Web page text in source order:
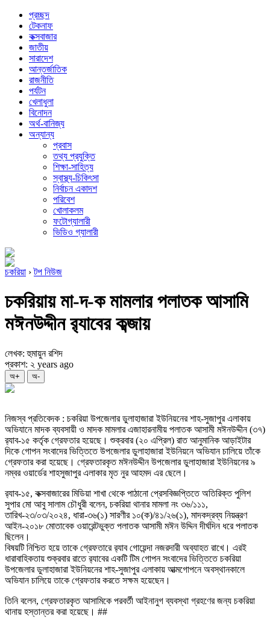
প্রচ্ছদ
টেকনাফ
কক্সবাজার
জাতীয়
সারাদেশ
আন্তর্জাতিক
রাজনীতি
পর্যটন
খেলাধুলা
বিনোদন
অর্থ-বানিজ্য
অন্যান্য
প্রবাস
তথ্য প্রযুক্তি
শিক্ষা-সাহিত্য
স্বাস্থ্য-চিকিৎসা
নির্বাচন একাদশ
পরিবেশ
খোলাকলম
ফটোগ্যালারী
ভিডিও গ্যালারী
চকরিয়া ›টপ নিউজ
চকরিয়ায় মা-দ-ক মামলার পলাতক আসামি
মঈনউদ্দীন র‌্যাবের কব্জায়
লেখক: হুমায়ুন রশিদ
প্রকাশ: ২ years ago
অ+ অ-
নিজস্ব প্রতিবেদক : চকরিয়া উপজেলার ডুলাহাজারা ইউনিয়নের শাহ-সুজাপুর এলাকায়
অভিযানে মাদক ব্যবসায়ী ও মাদক মামলার এজাহারনামীয় পলাতক আসামী মঈনউদ্দীন (৩৭)
র‌্যাব-১৫ কর্তৃক গ্রেফতার হয়েছে। শুক্রবার (২০ এপ্রিল) রাত আনুমানিক আড়াইটার
দিকে গোপন সংবাদের ভিত্তিতে উপজেলার ডুলাহাজারা ইউনিয়নে অভিযান চালিয়ে তাঁকে
গ্রেফতার করা হয়েছে। গ্রেফতারকৃত মঈনউদ্দীন উপজেলার ডুলাহাজারা ইউনিয়নের ৯
নম্বর ওয়ার্ডের শাহসুজাপুর এলাকার মৃত নুর আহমদ এর ছেলে।
র‌্যাব-১৫, কক্সবাজারের মিডিয়া শাখা থেকে পাঠানো প্রেসবিজ্ঞপ্তিতে অতিরিক্ত পুলিশ
সুপার মো আবু সালাম চৌধুরী বলেন, চকরিয়া থানার মামলা নং ৩৬/১১১,
তারিখ-২৩/০৩/২০২৪, ধারা-৩৬(১) সারণীর ১০(ক)/৪১/২৬(১), মাদকদ্রব্য নিয়ন্ত্রণ
আইন-২০১৮ মোতাবেক ওয়ারেন্টভুক্ত পলাতক আসামী মঈন উদ্দিন দীর্ঘদিন ধরে পলাতক
ছিলেন।
বিষয়টি নিশ্চিত হয়ে তাকে গ্রেফতারে র‌্যাব গোয়েন্দা নজরদারী অব্যাহত রাখে। এরই
ধারাবাহিকতায় শুক্রবার রাতে র‌্যাবের একটি টিম গোপন সংবাদের ভিত্তিতে চকরিয়া
উপজেলার ডুলাহাজারা ইউনিয়নের শাহ-সুজাপুর এলাকায় আত্মগোপনে অবস্থানকালে
অভিযান চালিয়ে তাকে গ্রেফতার করতে সক্ষম হয়েছেন।
তিনি বলেন, গ্রেফতারকৃত আসামিকে পরবর্তী আইনানুগ ব্যবস্থা গ্রহণের জন্য চকরিয়া
থানায় হস্তান্তর করা হয়েছে। ##